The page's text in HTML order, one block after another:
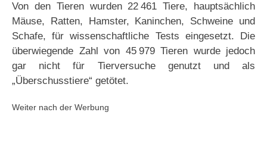
Von den Tieren wurden 22 461 Tiere, hauptsächlich
Mäuse, Ratten, Hamster, Kaninchen, Schweine und
Schafe, für wissenschaftliche Tests eingesetzt. Die
überwiegende Zahl von 45 979 Tieren wurde jedoch
gar nicht für Tierversuche genutzt und als
„Überschusstiere“ getötet.
Weiter nach der Werbung